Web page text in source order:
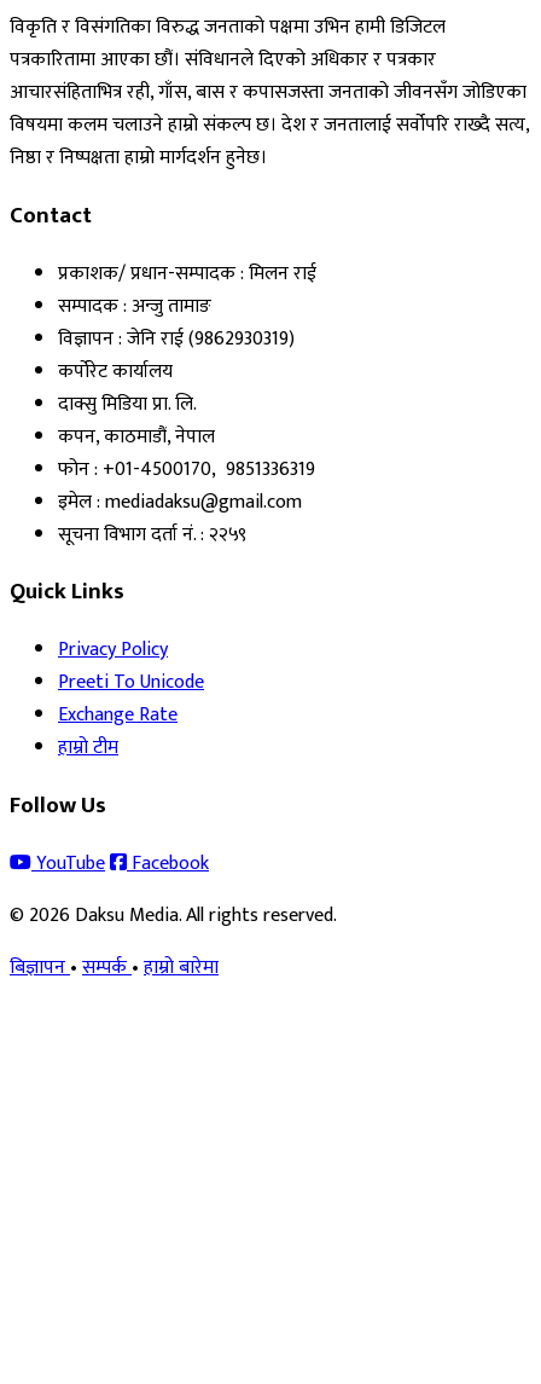
विकृति र विसंगतिका विरुद्ध जनताको पक्षमा उभिन हामी डिजिटल
पत्रकारितामा आएका छौं। संविधानले दिएको अधिकार र पत्रकार
आचारसंहिताभित्र रही, गाँस, बास र कपासजस्ता जनताको जीवनसँग जोडिएका
विषयमा कलम चलाउने हाम्रो संकल्प छ। देश र जनतालाई सर्वोपरि राख्दै सत्य,
निष्ठा र निष्पक्षता हाम्रो मार्गदर्शन हुनेछ।
Contact
प्रकाशक/ प्रधान-सम्पादक : मिलन राई
सम्पादक : अन्जु तामाङ
विज्ञापन : जेनि राई (9862930319)
कर्पोरेट कार्यालय
दाक्सु मिडिया प्रा. लि.
कपन, काठमाडौं, नेपाल
फोन : +01-4500170, 9851336319
इमेल : mediadaksu@gmail.com
सूचना विभाग दर्ता नं. : २२५९
Quick Links
Privacy Policy
Preeti To Unicode
Exchange Rate
हाम्रो टीम
Follow Us
YouTube
Facebook
© 2026 Daksu Media. All rights reserved.
बिज्ञापन•सम्पर्क•हाम्रो बारेमा